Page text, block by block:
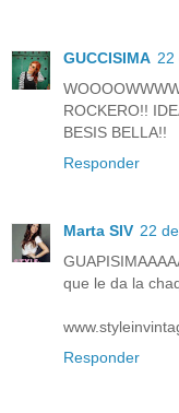
GUCCISIMA 22
ROCKERO!!
BESIS BELLA!!
Responder
Marta SIV 22
que le da la
Responder